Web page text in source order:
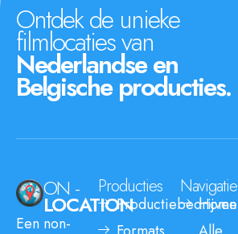
Ontdek de unieke
filmlocaties van
Nederlandse en
Belgische producties.
ON -
LOCATION
Een non-
Producties
Productiebedrijven
Navigatie
Home